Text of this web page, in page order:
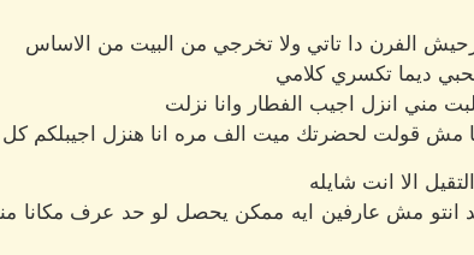
الفرن دا تاتي ولا تخرجي من البيت من الاساس
ديما تكسري كلامي
مني انزل اجيب الفطار وانا نزلت
انا مش قولت لحضرتك ميت الف مره انا هنزل اجيبلكم
الا انت شايله
انتو مش عارفين ايه ممكن يحصل لو حد عرف مكانا